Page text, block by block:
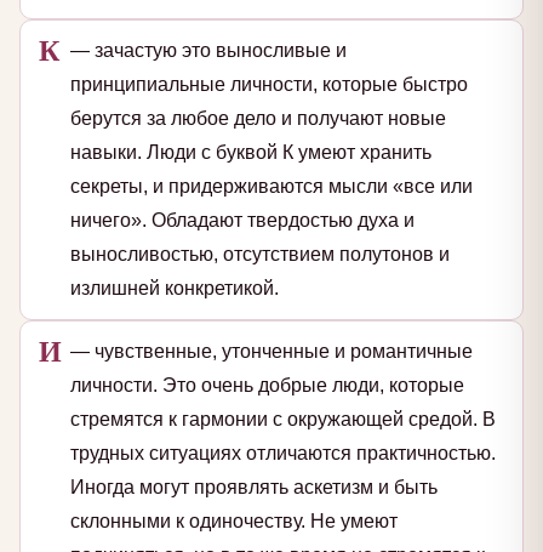
К — зачастую это выносливые и
принципиальные личности, которые быстро
берутся за любое дело и получают новые
навыки. Люди с буквой К умеют хранить
секреты, и придерживаются мысли «все или
ничего». Обладают твердостью духа и
выносливостью, отсутствием полутонов и
излишней конкретикой.
И — чувственные, утонченные и романтичные
личности. Это очень добрые люди, которые
стремятся к гармонии с окружающей средой. В
трудных ситуациях отличаются практичностью.
Иногда могут проявлять аскетизм и быть
склонными к одиночеству. Не умеют